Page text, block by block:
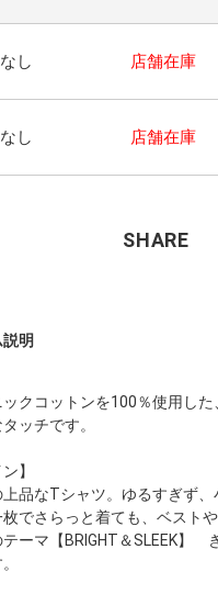
し 店舗在庫
し 店舗在庫
SHARE
明
ックコットンを100％使用し
ッチです。
】
品なTシャツ。ゆるすぎず
でさらっと着ても、ベスト
テーマ【BRIGHT＆SLEEK】